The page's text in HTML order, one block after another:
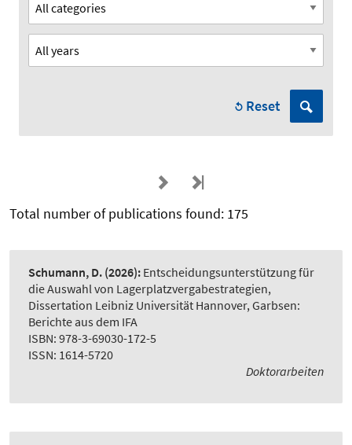
Reset
Total number of publications found: 175
Schumann, D. (2026): Entscheidungsunterstützung für
die Auswahl von Lagerplatzvergabestrategien,
Dissertation Leibniz Universität Hannover, Garbsen:
Berichte aus dem IFA
ISBN: 978-3-69030-172-5
ISSN: 1614-5720
Doktorarbeiten